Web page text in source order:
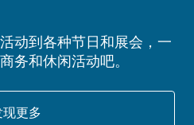
动到各种节日和展会，一
务和休闲活动吧。
更多